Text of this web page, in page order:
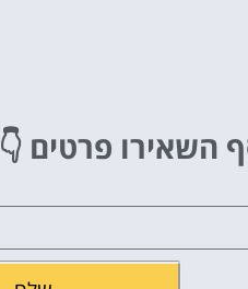
השאירו פרטים 👇